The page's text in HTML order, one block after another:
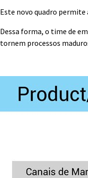
Este novo quadro
Dessa forma, o time de
tornem processos